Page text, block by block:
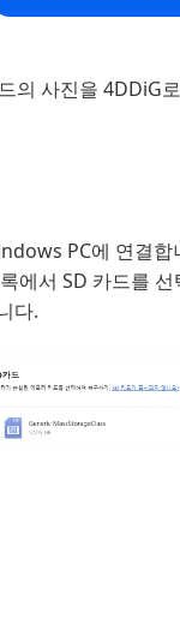
의 사진을 4DDiG
PC에 연결
에서 SD 카드를
다.